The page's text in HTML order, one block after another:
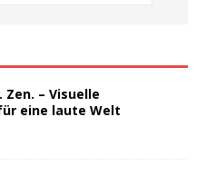
Zen. – Visuelle
eine laute Welt